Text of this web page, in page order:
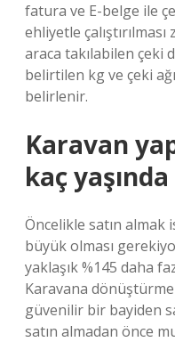
fatura ve E-belge ile
ehliyetle
araca takılabilen çeki
belirtilen kg ve çeki
belirlenir.
Karavan
kaç
Öncelikle satın almak
büyük olması
yaklaşık %145 daha
Karavana
güvenilir bir bayiden
satın almadan önce